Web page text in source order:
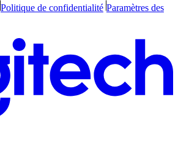
Politique de confidentialité Paramètres des